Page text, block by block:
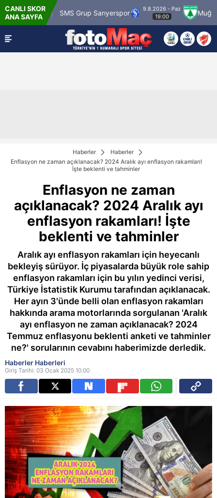
CANLI SKOR
ANA SAYFASMS Grup Sarıyerspor
9.8.2026 - Paz
19:00
Muğlaspor
Haberler
Haberler
Enflasyon ne zaman açıklanacak? 2024 Aralık ayı enflasyon rakamları!
İşte beklenti ve tahminler
Enflasyon ne zaman
açıklanacak? 2024 Aralık ayı
enflasyon rakamları! İşte
beklenti ve tahminler
Aralık ayı enflasyon rakamları için heyecanlı
bekleyiş sürüyor. İç piyasalarda büyük role sahip
enflasyon rakamları için bu yılın yedinci verisi,
Türkiye İstatistik Kurumu tarafından açıklanacak.
Her ayın 3'ünde belli olan enflasyon rakamları
hakkında arama motorlarında sorgulanan 'Aralık
ayı enflasyon ne zaman açıklanacak? 2024
Temmuz enflasyonu beklenti anketi ve tahminler
ne?' sorularının cevabını haberimizde derledik.
Haberler Haberleri
Giriş Tarihi: 03 Ocak 2025 10:00